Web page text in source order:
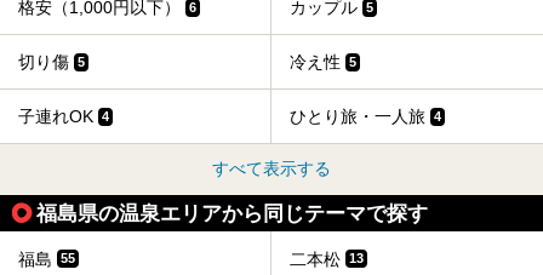
格安（1,000円以下） 6 カップル 5
切り傷 5 冷え性 5
子連れOK 4 ひとり旅・一人旅 4
すべて表示する
福島県の温泉エリアから同じテーマで探す
福島 55 二本松 13